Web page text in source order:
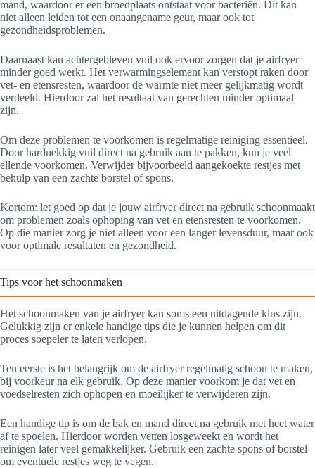
mand, waardoor er een broedplaats ontstaat voor bacteriën. Dit kan
niet alleen leiden tot een onaangename geur, maar ook tot
gezondheidsproblemen.
Daarnaast kan achtergebleven vuil ook ervoor zorgen dat je airfryer
minder goed werkt. Het verwarmingselement kan verstopt raken door
vet- en etensresten, waardoor de warmte niet meer gelijkmatig wordt
verdeeld. Hierdoor zal het resultaat van gerechten minder optimaal
zijn.
Om deze problemen te voorkomen is regelmatige reiniging essentieel.
Door hardnekkig vuil direct na gebruik aan te pakken, kun je veel
ellende voorkomen. Verwijder bijvoorbeeld aangekoekte restjes met
behulp van een zachte borstel of spons.
Kortom: let goed op dat je jouw airfryer direct na gebruik schoonmaakt
om problemen zoals ophoping van vet en etensresten te voorkomen.
Op die manier zorg je niet alleen voor een langer levensduur, maar ook
voor optimale resultaten en gezondheid.
Tips voor het schoonmaken
Het schoonmaken van je airfryer kan soms een uitdagende klus zijn.
Gelukkig zijn er enkele handige tips die je kunnen helpen om dit
proces soepeler te laten verlopen.
Ten eerste is het belangrijk om de airfryer regelmatig schoon te maken,
bij voorkeur na elk gebruik. Op deze manier voorkom je dat vet en
voedselresten zich ophopen en moeilijker te verwijderen zijn.
Een handige tip is om de bak en mand direct na gebruik met heet water
af te spoelen. Hierdoor worden vetten losgeweekt en wordt het
reinigen later veel gemakkelijker. Gebruik een zachte spons of borstel
om eventuele restjes weg te vegen.